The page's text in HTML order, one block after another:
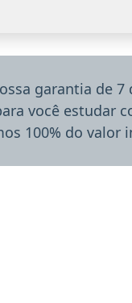
garantia de
você estudar
100% do valor